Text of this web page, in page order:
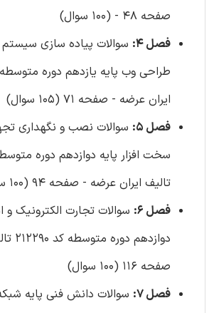
صفحه 48 - (100 سوال)
فصل 4:
سوالات پیاده سازی
ایران عرضه - صفحه 71 (105 سوال)
فصل 5:
سوالات نصب و نگهداری
تالیف ایران عرضه - صفحه 94 (100 سوال)
فصل 6:
سوالات تجارت الکترونیک و
صفحه 116 (100 سوال)
فصل 7:
سوالات دانش فنی پایه شبکه